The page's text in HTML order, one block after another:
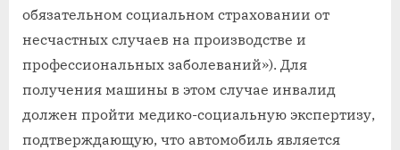
обязательном социальном страховании от
несчастных случаев на производстве и
профессиональных заболеваний»). Для
получения машины в этом случае инвалид
должен пройти медико-социальную экспертизу,
подтверждающую, что автомобиль является